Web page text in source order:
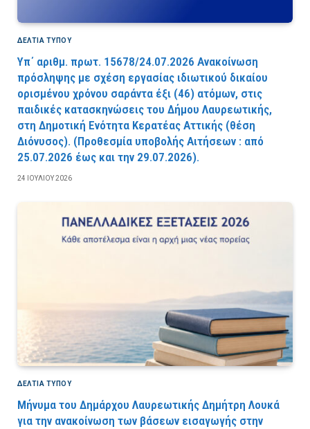
ΔΕΛΤΙΑ ΤΥΠΟΥ
Υπ΄ αριθμ. πρωτ. 15678/24.07.2026 Ανακοίνωση
πρόσληψης με σχέση εργασίας ιδιωτικού δικαίου
ορισμένου χρόνου σαράντα έξι (46) ατόμων, στις
παιδικές κατασκηνώσεις του Δήμου Λαυρεωτικής,
στη Δημοτική Ενότητα Κερατέας Αττικής (θέση
Διόνυσος). (Προθεσμία υποβολής Αιτήσεων : από
25.07.2026 έως και την 29.07.2026).
24 ΙΟΥΛΊΟΥ 2026
ΔΕΛΤΙΑ ΤΥΠΟΥ
Μήνυμα του Δημάρχου Λαυρεωτικής Δημήτρη Λουκά
για την ανακοίνωση των βάσεων εισαγωγής στην